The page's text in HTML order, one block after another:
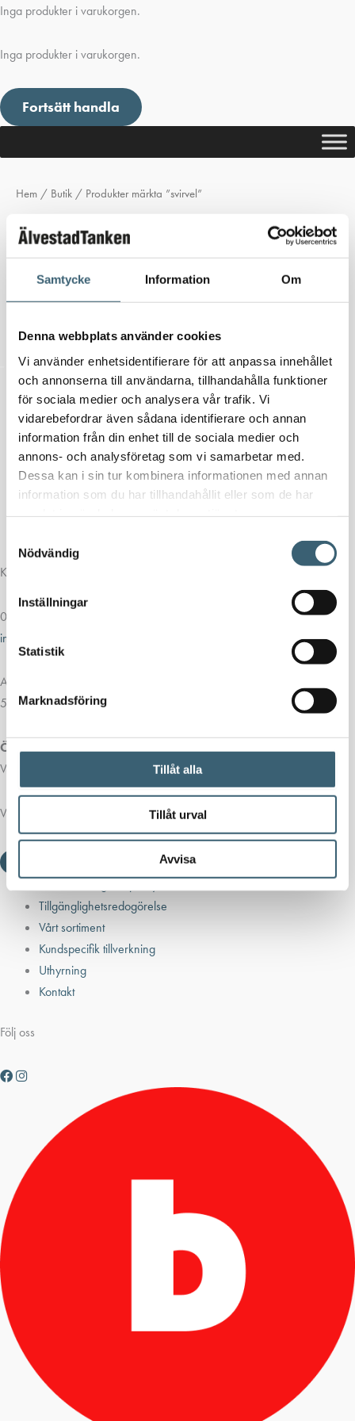
Samtycke Information Om
Denna webbplats använder cookies
Vi använder enhetsidentifierare för att anpassa innehållet
och annonserna till användarna, tillhandahålla funktioner
för sociala medier och analysera vår trafik. Vi
vidarebefordrar även sådana identifierare och annan
information från din enhet till de sociala medier och
annons- och analysföretag som vi samarbetar med.
Dessa kan i sin tur kombinera informationen med annan
information som du har tillhandahållit eller som de har
Nödvändig
Inställningar
Statistik
Marknadsföring
Tillåt alla
Tillåt urval
Avvisa
Inga produkter i varukorgen.
Inga produkter i varukorgen.
Fortsätt handla
Hem / Butik / Produkter märkta ”svirvel”
svirvel
Inga produkter hittades som motsvarar ditt val.
Kontakt
013-39 30 90
info@alvestadtanken.se
Algolgatan 7
583 30 Linköping
Öppettider butik:
Vardagar 07.00 - 16.00
Viktiga länkar
Villkor & integritetspolicy
Tillgänglighetsredogörelse
Vårt sortiment
Kundspecifik tillverkning
Uthyrning
Kontakt
Följ oss